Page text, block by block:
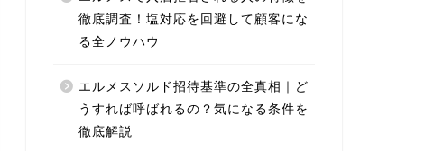
徹底調査！塩対応を回避して顧客にな
る全ノウハウ
エルメスソルド招待基準の全真相｜ど
うすれば呼ばれるの？気になる条件を
徹底解説